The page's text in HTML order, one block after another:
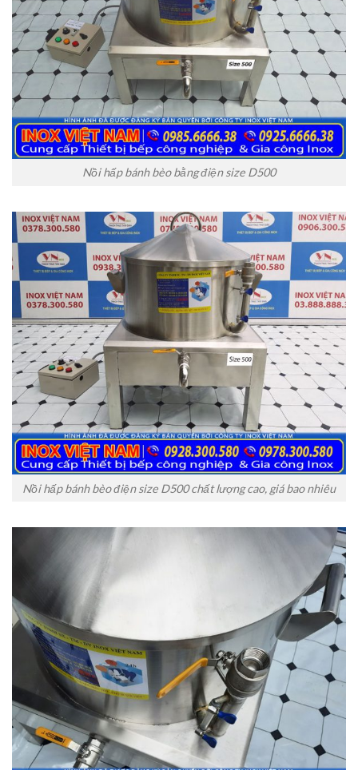
Nồi hấp bánh bèo bằng điện size D500
Nồi hấp bánh bèo điện size D500 chất lượng cao, giá bao nhiêu